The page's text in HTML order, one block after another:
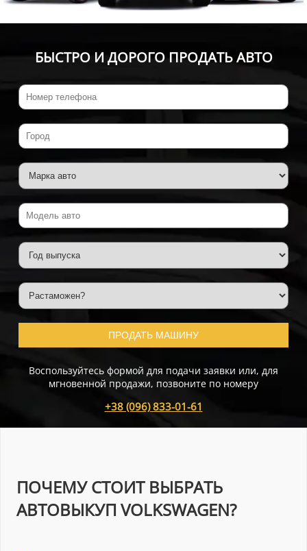
БЫСТРО И ДОРОГО ПРОДАТЬ АВТО
ПРОДАТЬ МАШИНУ
Воспользуйтесь формой для подачи заявки или, для
мгновенной продажи, позвоните по номеру
+38 (096) 833-01-61
ПОЧЕМУ СТОИТ ВЫБРАТЬ
АВТОВЫКУП VOLKSWAGEN?